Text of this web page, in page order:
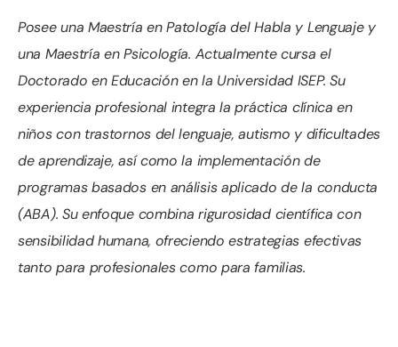
Posee una Maestría en Patología del Habla y Lenguaje y
una Maestría en Psicología. Actualmente cursa el
Doctorado en Educación en la Universidad ISEP. Su
experiencia profesional integra la práctica clínica en
niños con trastornos del lenguaje, autismo y dificultades
de aprendizaje, así como la implementación de
programas basados en análisis aplicado de la conducta
(ABA). Su enfoque combina rigurosidad científica con
sensibilidad humana, ofreciendo estrategias efectivas
tanto para profesionales como para familias.